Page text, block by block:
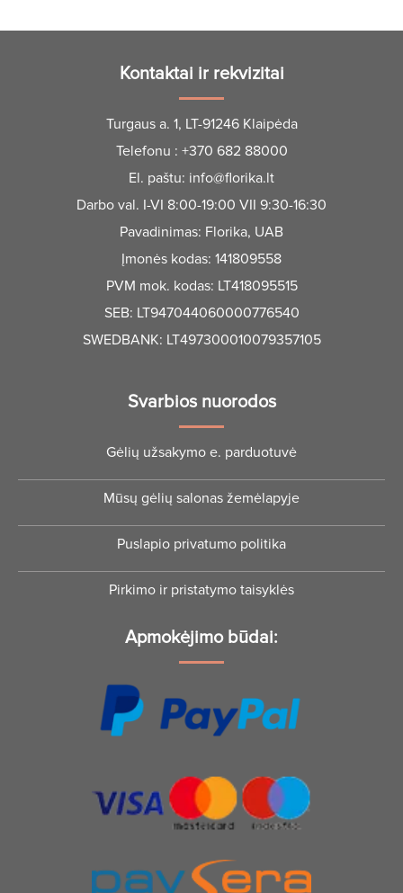
Kontaktai ir rekvizitai
Turgaus a. 1, LT-91246 Klaipėda
Telefonu : +370 682 88000
El. paštu: info@florika.lt
Darbo val. I-VI 8:00-19:00 VII 9:30-16:30
Pavadinimas: Florika, UAB
Įmonės kodas: 141809558
PVM mok. kodas: LT418095515
SEB: LT947044060000776540
SWEDBANK: LT497300010079357105
Svarbios nuorodos
Gėlių užsakymo e. parduotuvė
Mūsų gėlių salonas žemėlapyje
Puslapio privatumo politika
Pirkimo ir pristatymo taisyklės
Apmokėjimo būdai: